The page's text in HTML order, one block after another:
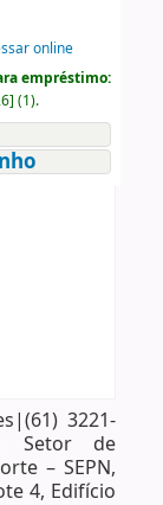
online
empréstimo:
] (1).
3221-
Setor de
– SEPN,
4, Edifício